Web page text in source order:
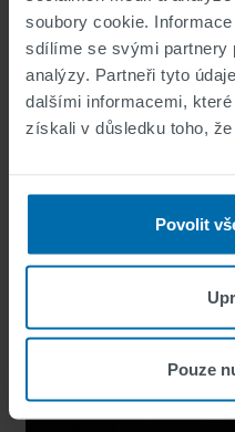
soubory cookie.
sdílíme se svými partnery
analýzy. Partneři tyto
dalšími informacemi,
získali v důsledku toho,
Povolit
Pouze